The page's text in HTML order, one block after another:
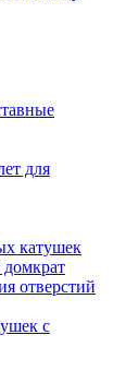
для
катушек
отверстий
с